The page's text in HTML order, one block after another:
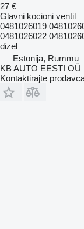
27 €
Glavni kocioni ventil
0481026019
0481026022
dizel
Estonija, Rummu
KB AUTO EESTI OÜ
Kontaktirajte